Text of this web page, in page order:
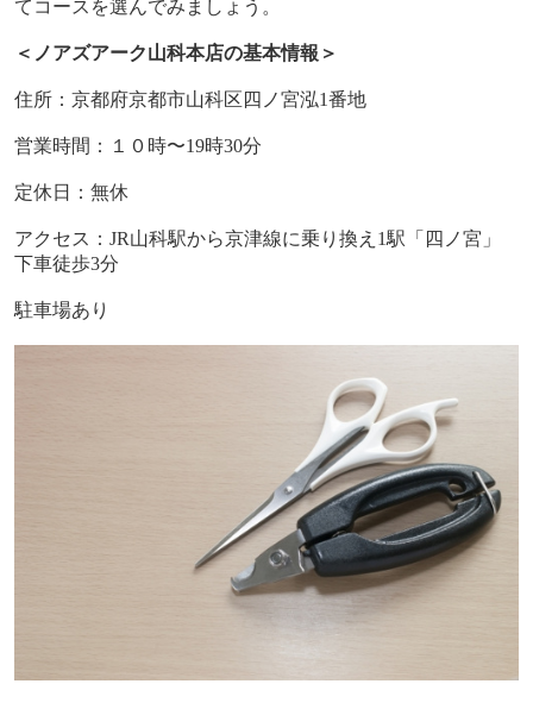
てコースを選んでみましょう。
＜ノアズアーク山科本店の基本情報＞
住所：京都府京都市山科区四ノ宮泓1番地
営業時間：１０時〜19時30分
定休日：無休
アクセス： JR山科駅から京津線に乗り換え 1駅「四ノ宮」
下車徒歩3分
駐車場あり